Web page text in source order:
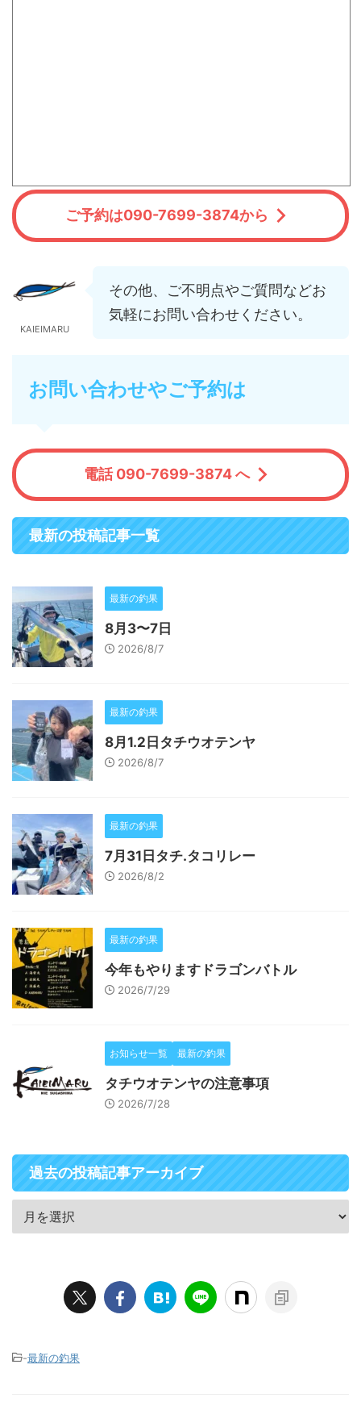
ご予約は090-7699-3874から
KAIEIMARU
その他、ご不明点やご質問などお
気軽にお問い合わせください。
お問い合わせやご予約は
電話 090-7699-3874 へ
最新の投稿記事一覧
最新の釣果
8月3〜7日
2026/8/7
最新の釣果
8月1.2日タチウオテンヤ
2026/8/7
最新の釣果
7月31日タチ.タコリレー
2026/8/2
最新の釣果
今年もやりますドラゴンバトル
2026/7/29
お知らせ一覧 最新の釣果
タチウオテンヤの注意事項
2026/7/28
過去の投稿記事アーカイブ
-最新の釣果